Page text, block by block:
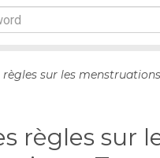
règles sur les
règles sur